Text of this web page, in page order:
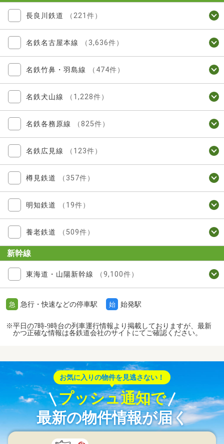
長良川鉄道 （221件）
名鉄名古屋本線 （3,636件）
名鉄竹鼻・羽島線 （474件）
名鉄犬山線 （1,228件）
名鉄各務原線 （825件）
名鉄広見線 （123件）
樽見鉄道 （357件）
明知鉄道 （19件）
養老鉄道 （509件）
新幹線
東海道・山陽新幹線 （9,100件）
急 急行・快速などの停車駅 始 始発駅
※平日の7時-9時台の列車運行情報より掲載しておりますが、最新
かつ正確な情報は各鉄道会社のサイトにてご確認ください。
お気に入りの物件を見逃さない！
プッシュ通知で
最新の物件情報が届く